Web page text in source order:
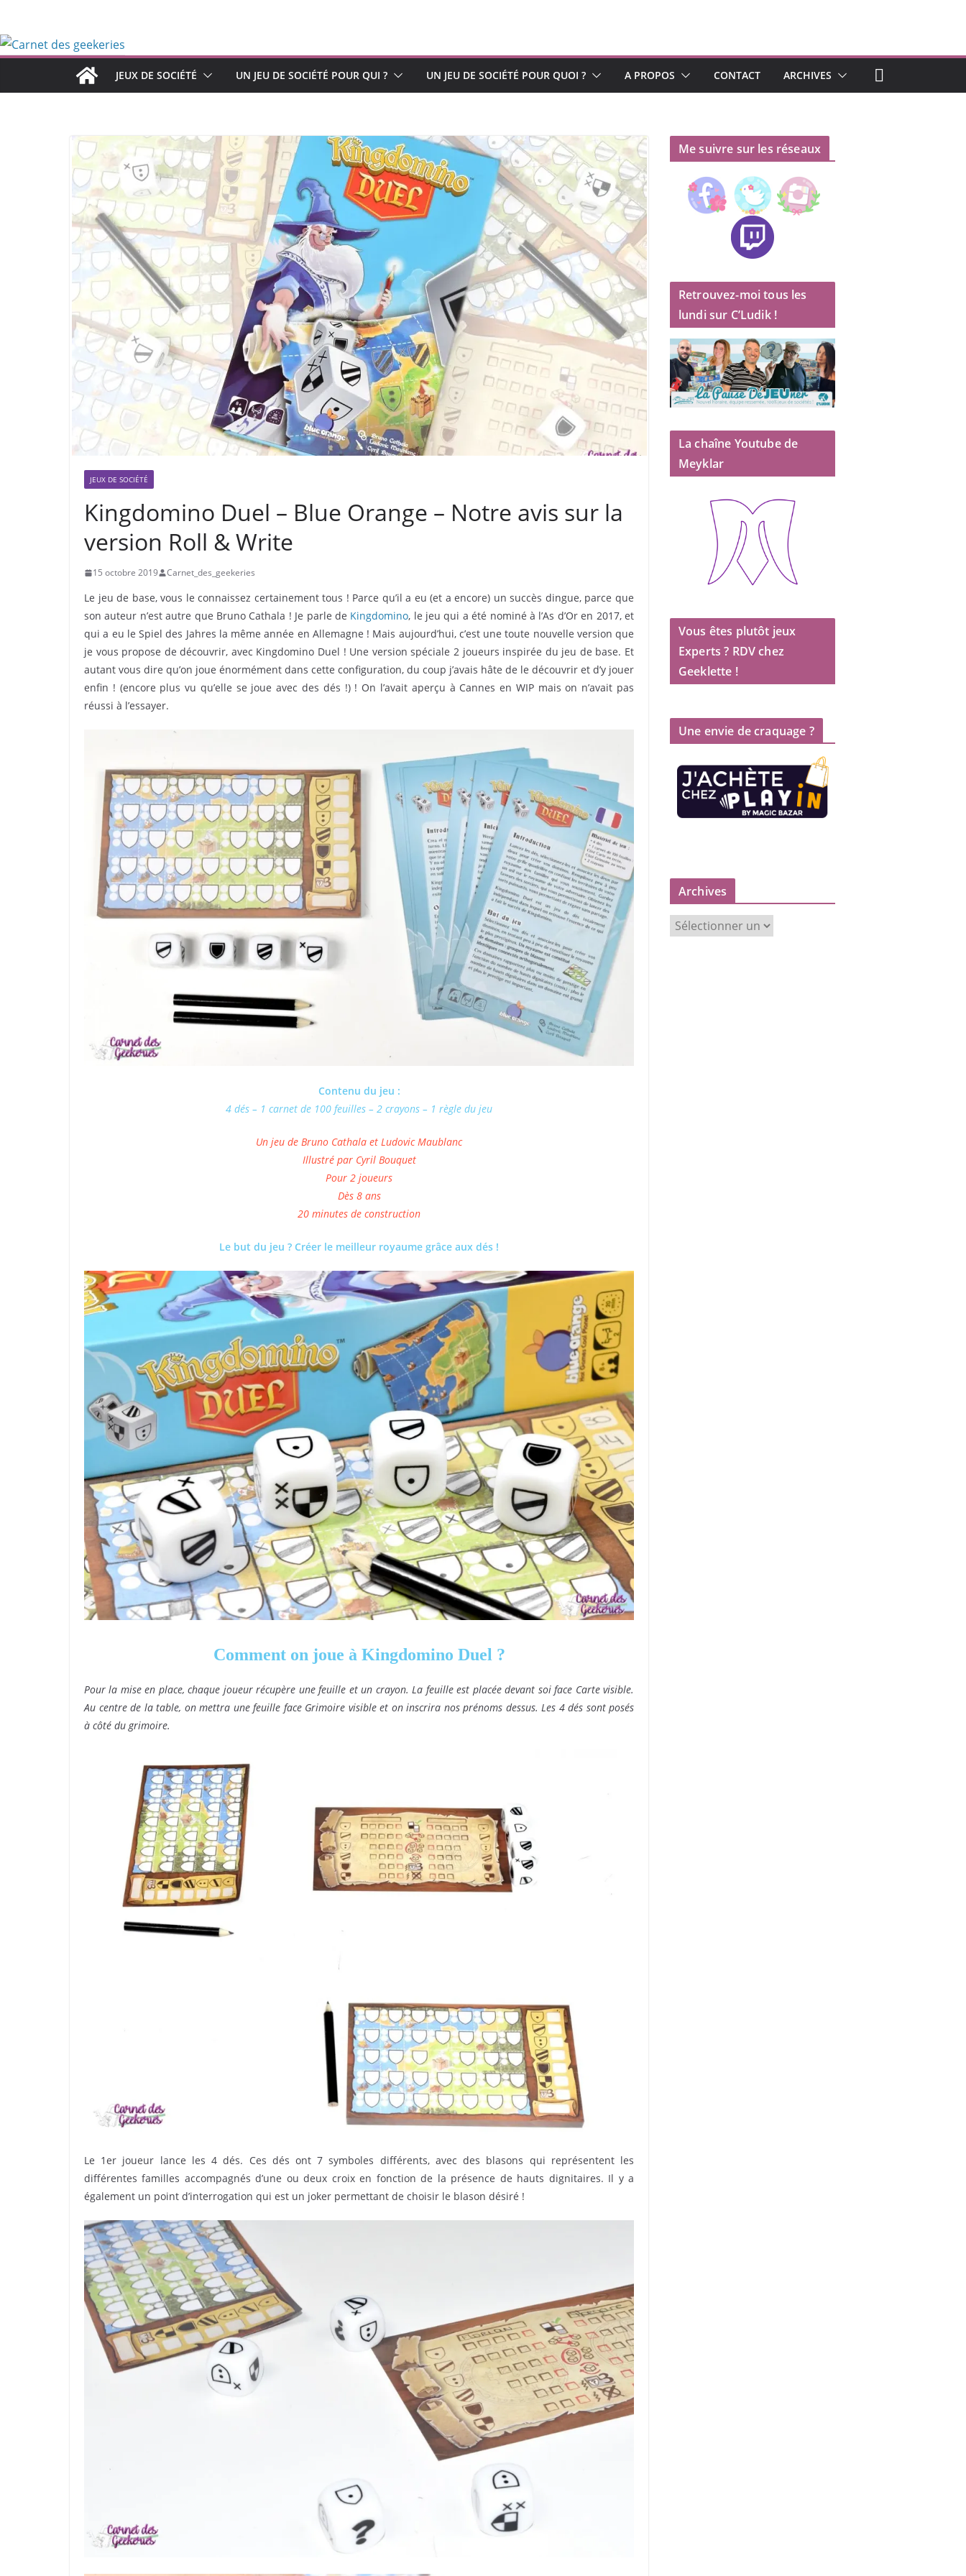
contenu
JEUX DE SOCIÉTÉ UN JEU DE SOCIÉTÉ POUR QUI ? UN JEU DE SOCIÉTÉ POUR QUOI ? A PROPOS CONTACT ARCHIVES
JEUX DE SOCIÉTÉ
Kingdomino Duel – Blue Orange – Notre avis sur la
version Roll & Write
15 octobre 2019 Carnet_des_geekeries
Le jeu de base, vous le connaissez certainement tous ! Parce qu’il a eu (et a encore) un succès dingue, parce que
son auteur n’est autre que Bruno Cathala ! Je parle de Kingdomino, le jeu qui a été nominé à l’As d’Or en 2017, et
qui a eu le Spiel des Jahres la même année en Allemagne ! Mais aujourd’hui, c’est une toute nouvelle version que
je vous propose de découvrir, avec Kingdomino Duel ! Une version spéciale 2 joueurs inspirée du jeu de base. Et
autant vous dire qu’on joue énormément dans cette configuration, du coup j’avais hâte de le découvrir et d’y jouer
enfin ! (encore plus vu qu’elle se joue avec des dés !) ! On l’avait aperçu à Cannes en WIP mais on n’avait pas
réussi à l’essayer.
Contenu du jeu :
4 dés – 1 carnet de 100 feuilles – 2 crayons – 1 règle du jeu
Un jeu de Bruno Cathala et Ludovic Maublanc
Illustré par Cyril Bouquet
Pour 2 joueurs
Dès 8 ans
20 minutes de construction
Le but du jeu ? Créer le meilleur royaume grâce aux dés !
Comment on joue à Kingdomino Duel ?
Pour la mise en place, chaque joueur récupère une feuille et un crayon. La feuille est placée devant soi face Carte visible.
Au centre de la table, on mettra une feuille face Grimoire visible et on inscrira nos prénoms dessus. Les 4 dés sont posés
à côté du grimoire.
Le 1er joueur lance les 4 dés. Ces dés ont 7 symboles différents, avec des blasons qui représentent les
différentes familles accompagnés d’une ou deux croix en fonction de la présence de hauts dignitaires. Il y a
également un point d’interrogation qui est un joker permettant de choisir le blason désiré !
Me suivre sur les réseaux
Retrouvez-moi tous les
lundi sur C’Ludik !
La chaîne Youtube de
Meyklar
Vous êtes plutôt jeux
Experts ? RDV chez
Geeklette !
Une envie de craquage ?
Archives
r